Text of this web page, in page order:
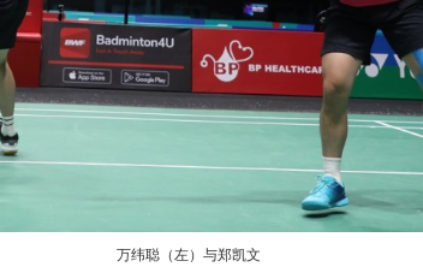
万纬聪（左）与郑凯文